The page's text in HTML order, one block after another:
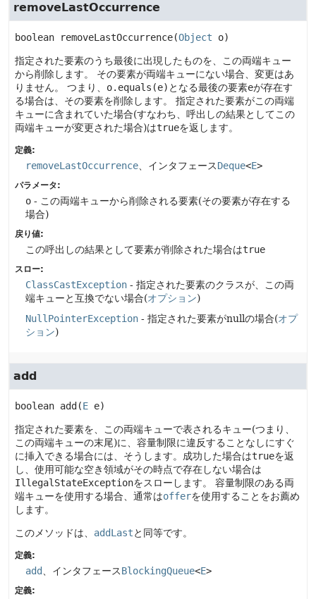
removeLastOccurrence
boolean removeLastOccurrence(Object o)
指定された要素のうち最後に出現したものを、この両端キュー
から削除します。
その要素が両端キューにない場合、変更はあ
りません。
つまり、 o.equals(e) となる最後の要素eが存在す
る場合は、その要素を削除します。
指定された要素がこの両端
キューに含まれていた場合(すなわち、呼出しの結果としてこの
両端キューが変更された場合)はtrueを返します。
定義:
removeLastOccurrence 、インタフェースDeque<E>
パラメータ:
o - この両端キューから削除される要素(その要素が存在する
場合)
戻り値:
この呼出しの結果として要素が削除された場合はtrue
スロー:
ClassCastException - 指定された要素のクラスが、この両
端キューと互換でない場合(オプション)
NullPointerException - 指定された要素がnullの場合(オプ
ション)
add
boolean add (E e)
指定された要素を、この両端キューで表されるキュー(つまり、
この両端キューの末尾)に、容量制限に違反することなしにすぐ
に挿入できる場合には、そうします。成功した場合はtrueを返
し、使用可能な空き領域がその時点で存在しない場合は
IllegalStateExceptionをスローします。
容量制限のある両
端キューを使用する場合、通常はofferを使用することをお薦め
します。
このメソッドは、 addLastと同等です。
定義:
add 、インタフェースBlockingQueue<E>
定義: